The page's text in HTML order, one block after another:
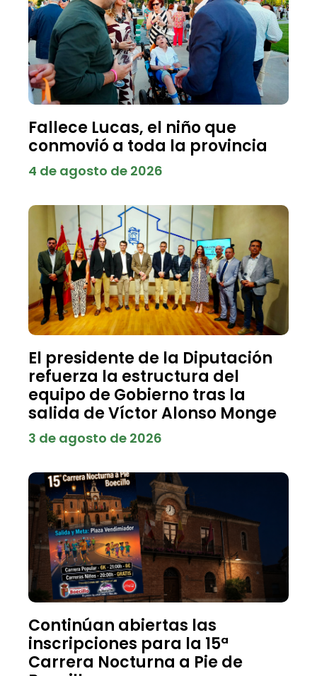
Fallece Lucas, el niño que
conmovió a toda la provincia
4 de agosto de 2026
El presidente de la Diputación
refuerza la estructura del
equipo de Gobierno tras la
salida de Víctor Alonso Monge
3 de agosto de 2026
Continúan abiertas las
inscripciones para la 15ª
Carrera Nocturna a Pie de